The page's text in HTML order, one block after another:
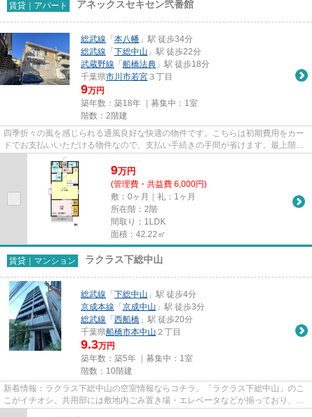
賃貸｜アパート アネックスセキセン弐番館
総武線 「 本八幡 」駅 徒歩34分
総武線 「 下総中山 」駅 徒歩22分
武蔵野線 「 船橋法典 」駅 徒歩18分
千葉県市川市若宮 ３丁目
9万円
築年数：築18年 ｜募集中： 1室
階数：2階建
四季折々の風を感じられる通風良好な快適の物件です。こちらは初期費用をカー
ドでお支払いいただける物件なので、支払い手続きの手間が省けます。最上階の
物件です。車をお持ちの方に...
9万円
(管理費・共益費 6,000円)
敷：0ヶ月｜礼：1ヶ月
所在階：2階
間取り：1LDK
面積：42.22㎡
賃貸｜マンション ラクラス下総中山
総武線 「 下総中山 」駅 徒歩4分
京成本線 「 京成中山 」駅 徒歩3分
総武線 「 西船橋 」駅 徒歩20分
千葉県船橋市本中山 ２丁目
9.3万円
築年数：築5年 ｜募集中： 1室
階数：10階建
新着情報：ラクラス下総中山の空室情報ならコチラ。「ラクラス下総中山」のこ
こがイチオシ。共用部には敷地内ごみ置き場・エレベータなどが揃っており、と